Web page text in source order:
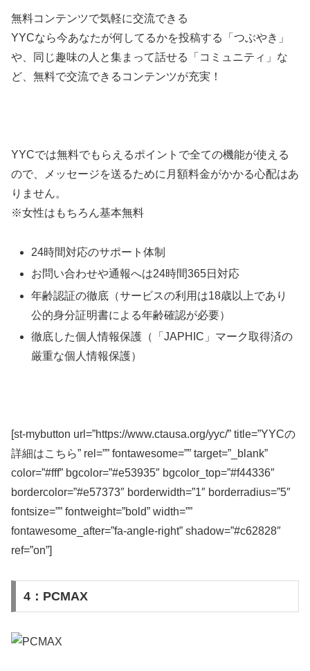
無料コンテンツで気軽に交流できる
YYCなら今あなたが何してるかを投稿する「つぶやき」
や、同じ趣味の人と集まって話せる「コミュニティ」な
ど、無料で交流できるコンテンツが充実！
YYCでは無料でもらえるポイントで全ての機能が使える
ので、メッセージを送るために月額料金がかかる心配はあ
りません。
※女性はもちろん基本無料
24時間対応のサポート体制
お問い合わせや通報へは24時間365日対応
年齢認証の徹底（サービスの利用は18歳以上であり
公的身分証明書による年齢確認が必要）
徹底した個人情報保護（「JAPHIC」マーク取得済の
厳重な個人情報保護）
[st-mybutton url=”https://www.ctausa.org/yyc/” title=”YYCの
詳細はこちら” rel=”” fontawesome=”” target=”_blank”
color=”#fff” bgcolor=”#e53935″ bgcolor_top=”#f44336″
bordercolor=”#e57373″ borderwidth=”1″ borderradius=”5″
fontsize=”” fontweight=”bold” width=””
fontawesome_after=”fa-angle-right” shadow=”#c62828″
ref=”on”]
4：PCMAX